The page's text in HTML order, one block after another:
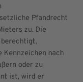
Pfandrecht
zu. Die
berechtigt,
Kennzeichen nach
oder zu
ist, wird er